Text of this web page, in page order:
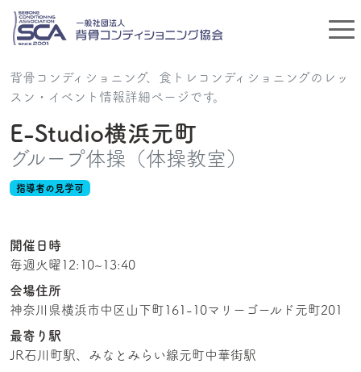
背骨コンディショニング、食トレコンディショニングのレッ
スン・イベント情報詳細ページです。
E-Studio横浜元町
グループ体操（体操教室）
指導者の見学可
開催日時
毎週火曜12:10~13:40
会場住所
神奈川県横浜市中区山下町161-10マリーゴールド元町201
最寄り駅
JR石川町駅、みなとみらい線元町中華街駅